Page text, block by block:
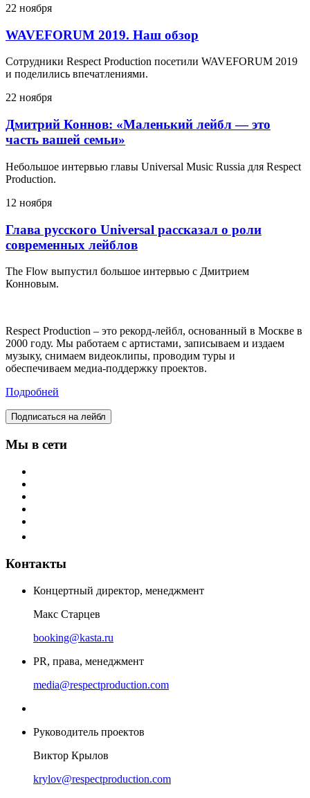
22 ноября
WAVEFORUM 2019. Наш обзор
Сотрудники Respect Production посетили WAVEFORUM 2019
и поделились впечатлениями.
22 ноября
Дмитрий Коннов: «Маленький лейбл — это
часть вашей семьи»
Небольшое интервью главы Universal Music Russia для Respect
Production.
12 ноября
Глава русского Universal рассказал о роли
современных лейблов
The Flow выпустил большое интервью с Дмитрием
Конновым.
Respect Production – это рекорд-лейбл, основанный в Москве в
2000 году. Мы работаем с артистами, записываем и издаем
музыку, снимаем видеоклипы, проводим туры и
обеспечиваем медиа-поддержку проектов.
Подробней
Подписаться на лейбл
Мы в сети
Контакты
Концертный директор, менеджмент
Макс Старцев
booking@kasta.ru
PR, права, менеджмент
media@respectproduction.com
Руководитель проектов
Виктор Крылов
krylov@respectproduction.com